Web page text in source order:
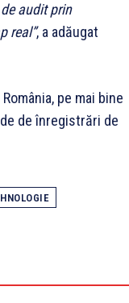
audit prin
real”, a adăugat
pe mai bine
de înregistrări de